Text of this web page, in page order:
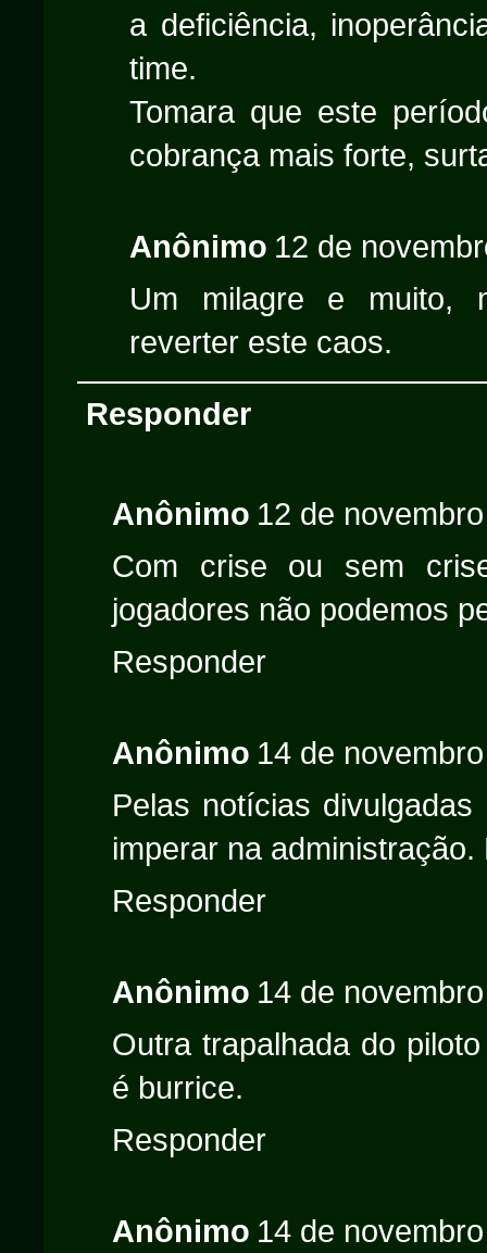
a deficiência,
time.
Tomara que este
cobrança mais forte,
Anônimo 12 de
Um milagre e muito,
reverter este caos.
Responder
Anônimo 12 de
Com crise ou sem
jogadores não podemos
Responder
Anônimo 14 de
Pelas notícias
imperar na
Responder
Anônimo 14 de
Outra trapalhada do
é burrice.
Responder
Anônimo 14 de